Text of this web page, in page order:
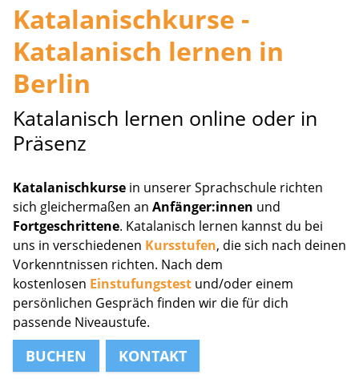
Katalanischkurse -
Katalanisch lernen in
Berlin
Katalanisch lernen online oder in
Präsenz
Katalanischkurse in unserer Sprachschule richten
sich gleichermaßen an Anfänger:innen und
Fortgeschrittene. Katalanisch lernen kannst du bei
uns in verschiedenen Kursstufen, die sich nach deinen
Vorkenntnissen richten. Nach dem
kostenlosen Einstufungstest und/oder einem
persönlichen Gespräch finden wir die für dich
passende Niveaustufe.
BUCHEN KONTAKT